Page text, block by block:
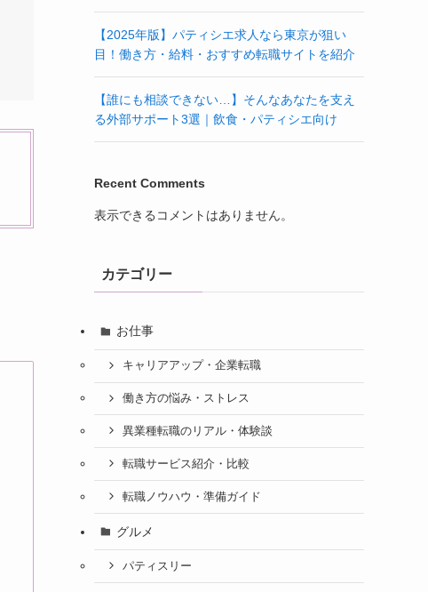
【2025年版】パティシエ求人なら東京が狙い
目！働き方・給料・おすすめ転職サイトを紹介
【誰にも相談できない…】そんなあなたを支え
る外部サポート3選｜飲食・パティシエ向け
Recent Comments
表示できるコメントはありません。
カテゴリー
お仕事
キャリアアップ・企業転職
働き方の悩み・ストレス
異業種転職のリアル・体験談
転職サービス紹介・比較
転職ノウハウ・準備ガイド
グルメ
パティスリー